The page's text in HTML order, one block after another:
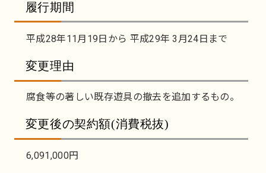
履行期間
平成28年11月19日から 平成29年 3月24日まで
変更理由
腐食等の著しい既存遊具の撤去を追加するもの。
変更後の契約額(消費税抜)
6,091,000円